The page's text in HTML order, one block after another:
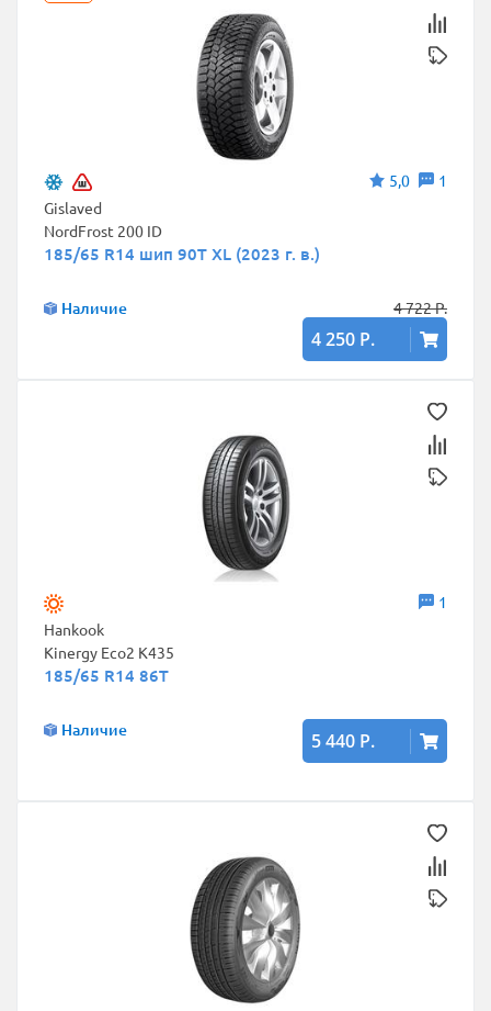
5,0
1
Gislaved
NordFrost 200 ID
185/65 R14 шип 90T XL (2023 г. в.)
Наличие 4 722 Р.
4 250 Р.
1
Hankook
Kinergy Eco2 K435
185/65 R14 86T
Наличие 5 440 Р.